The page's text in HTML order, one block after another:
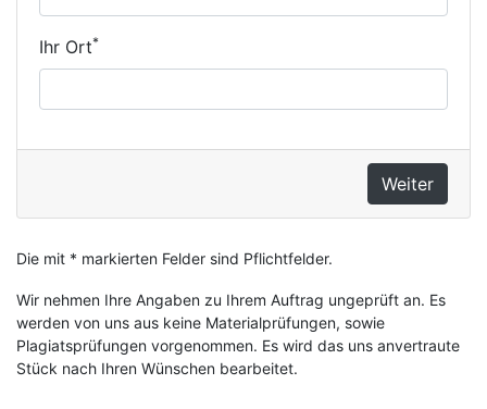
Ihr Ort*
Die mit * markierten Felder sind Pflichtfelder.
Wir nehmen Ihre Angaben zu Ihrem Auftrag ungeprüft an. Es
werden von uns aus keine Materialprüfungen, sowie
Plagiatsprüfungen vorgenommen. Es wird das uns anvertraute
Stück nach Ihren Wünschen bearbeitet.